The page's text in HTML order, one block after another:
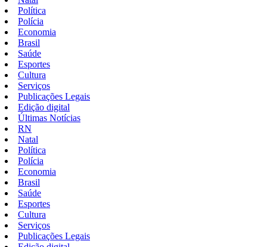
Política
Polícia
Economia
Brasil
Saúde
Esportes
Cultura
Serviços
Publicações Legais
Edição digital
Últimas Notícias
RN
Natal
Política
Polícia
Economia
Brasil
Saúde
Esportes
Cultura
Serviços
Publicações Legais